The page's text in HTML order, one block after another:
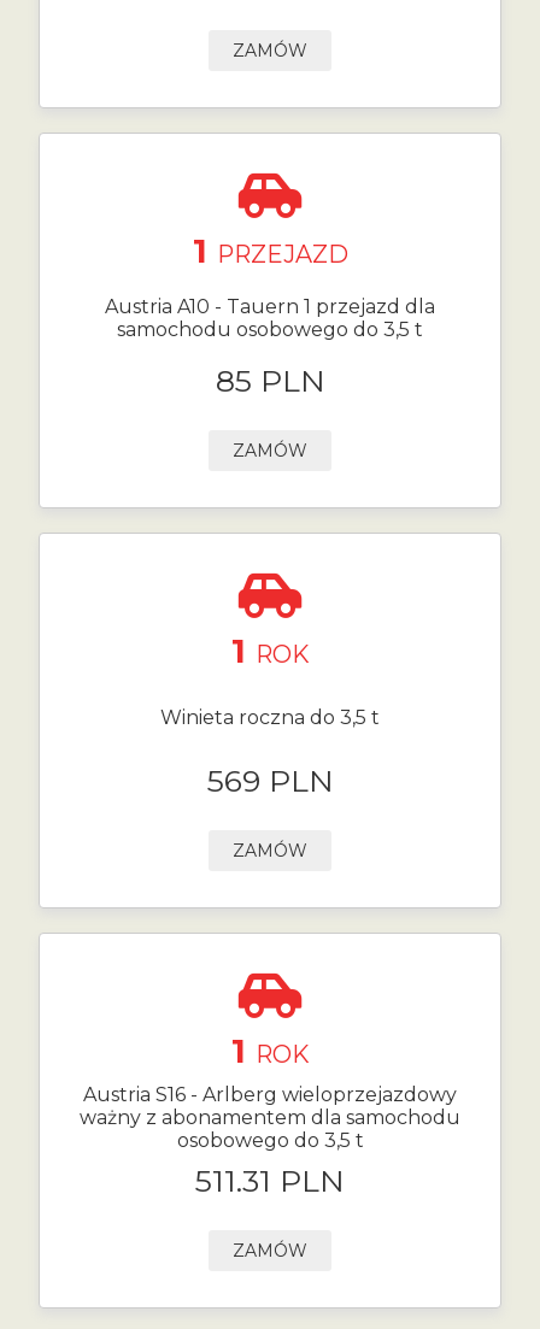
ZAMÓW
1 PRZEJAZD
Austria A10 - Tauern 1 przejazd dla
samochodu osobowego do 3,5 t
85 PLN
ZAMÓW
1 ROK
Winieta roczna do 3,5 t
569 PLN
ZAMÓW
1 ROK
Austria S16 - Arlberg wieloprzejazdowy
ważny z abonamentem dla samochodu
osobowego do 3,5 t
511.31 PLN
ZAMÓW